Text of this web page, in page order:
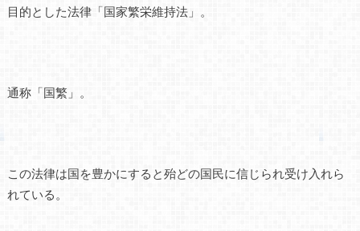
目的とした法律「国家繁栄維持法」。
通称「国繁」。
この法律は国を豊かにすると殆どの国民に信じられ受け入れら
れている。